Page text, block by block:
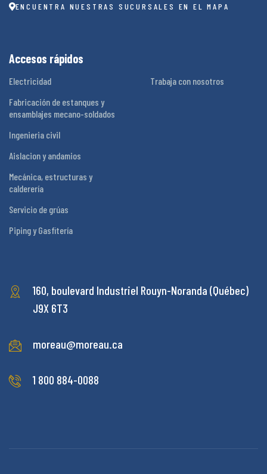
ENCUENTRA NUESTRAS SUCURSALES EN EL MAPA
Accesos rápidos
Electricidad
Fabricación de estanques y
ensamblajes mecano-soldados
Ingenieria civil
Aislacion y andamios
Mecánica, estructuras y
calderería
Servicio de grúas
Piping y Gasfitería
Trabaja con nosotros
160, boulevard Industriel Rouyn-Noranda (Québec)
J9X 6T3
moreau@moreau.ca
1 800 884-0088